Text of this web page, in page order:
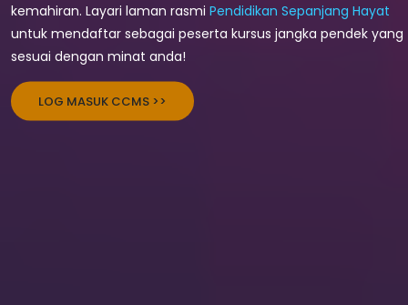
kemahiran. Layari laman rasmi Pendidikan Sepanjang Hayat
untuk mendaftar sebagai peserta kursus jangka pendek yang
sesuai dengan minat anda!
LOG MASUK CCMS >>